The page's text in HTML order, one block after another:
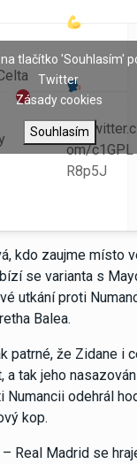
con
del
Entrenamie
nto (11h)
de prensa
pic.twitter.c
om/c1GPL
R8p5J
tlačítko 'Souhlasím'
Twitter
Zásady cookies
Souhlasím
kdo zaujme místo
se varianta s
utkání proti
Balea.
patrné, že Zidane i
a tak jeho
odehrál
kop.
Real Madrid se